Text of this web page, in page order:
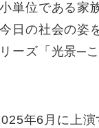
単位である家
日の社会の姿
ーズ「光景─
年6月に上演